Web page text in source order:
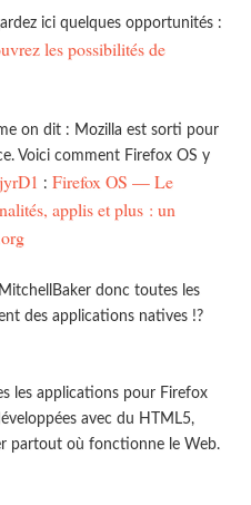
ici quelques opportunités :
les possibilités de
on dit : Mozilla est sorti pour
Voici comment Firefox OS y
: Firefox OS — Le
applis et plus : un
donc toutes les
des applications natives !?
les applications pour Firefox
avec du HTML5,
partout où fonctionne le Web.